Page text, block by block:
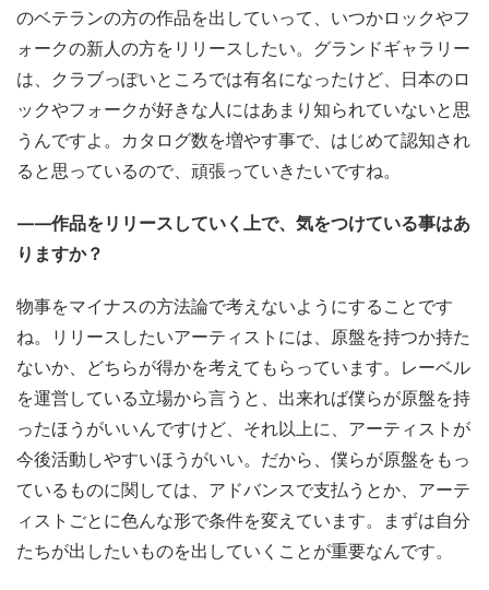
のベテランの方の作品を出していって、いつかロックやフ
ォークの新人の方をリリースしたい。グランドギャラリー
は、クラブっぽいところでは有名になったけど、日本のロ
ックやフォークが好きな人にはあまり知られていないと思
うんですよ。カタログ数を増やす事で、はじめて認知され
ると思っているので、頑張っていきたいですね。
——作品をリリースしていく上で、気をつけている事はあ
りますか？
物事をマイナスの方法論で考えないようにすることです
ね。リリースしたいアーティストには、原盤を持つか持た
ないか、どちらが得かを考えてもらっています。レーベル
を運営している立場から言うと、出来れば僕らが原盤を持
ったほうがいいんですけど、それ以上に、アーティストが
今後活動しやすいほうがいい。だから、僕らが原盤をもっ
ているものに関しては、アドバンスで支払うとか、アーテ
ィストごとに色んな形で条件を変えています。まずは自分
たちが出したいものを出していくことが重要なんです。